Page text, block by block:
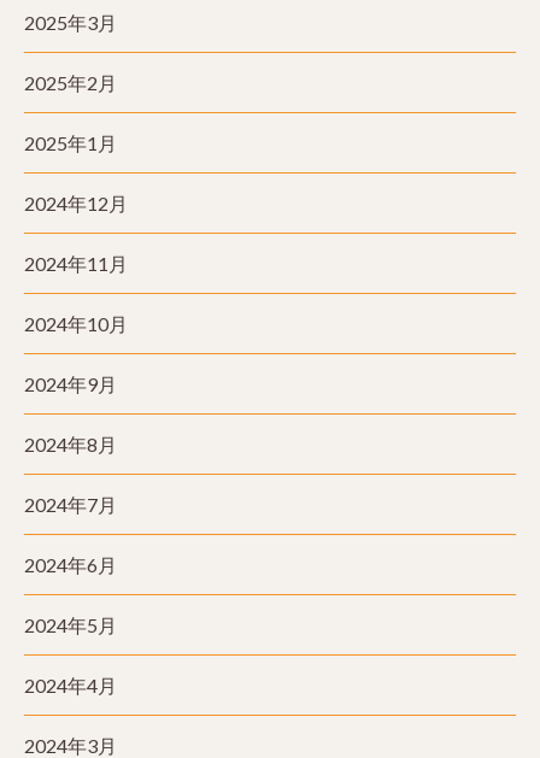
2025年3月
2025年2月
2025年1月
2024年12月
2024年11月
2024年10月
2024年9月
2024年8月
2024年7月
2024年6月
2024年5月
2024年4月
2024年3月